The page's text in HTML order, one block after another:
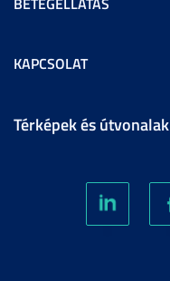
KAPCSOLAT
Térképek és útvonalak